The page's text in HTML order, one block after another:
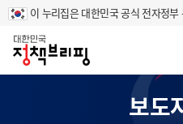
이 누리집은 대한민국 공식 전자정부
홈
보도